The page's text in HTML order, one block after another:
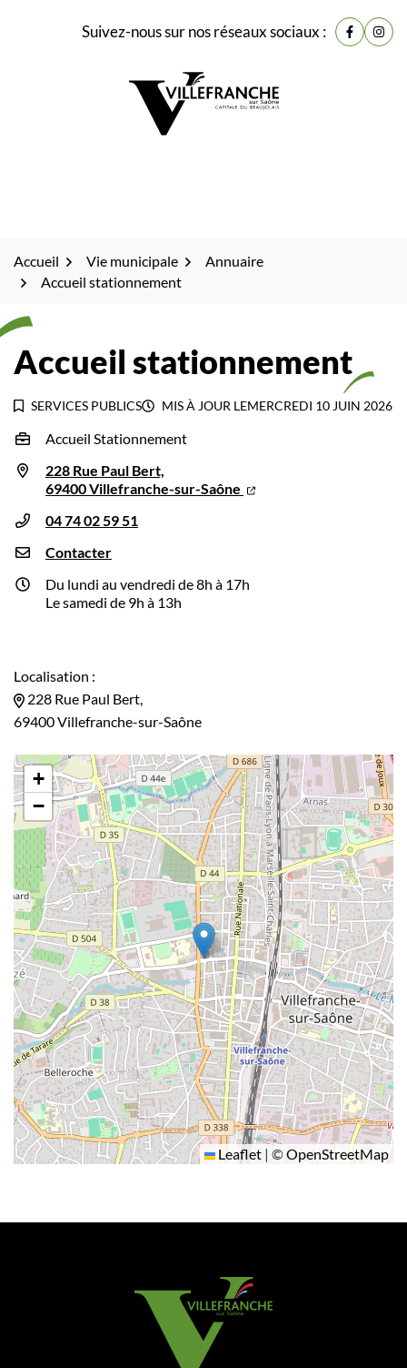
Suivez-nous sur nos réseaux sociaux : Lien vers
Lien
Accueil Vie municipale
Annuaire
Accueil stationnement
Accueil stationnement
SERVICES PUBLICS MIS À JOUR LEMERCREDI 10 JUIN 2026
Infos utiles
Accueil Stationnement
228 Rue Paul Bert,
69400 Villefranche-sur-Saône
04 74 02 59 51
Contacter
Du lundi au vendredi de 8h à 17h
Le samedi de 9h à 13h
Localisation :
228 Rue Paul Bert,
69400 Villefranche-sur-Saône
+
−
Leaflet | ©OpenStreetMap